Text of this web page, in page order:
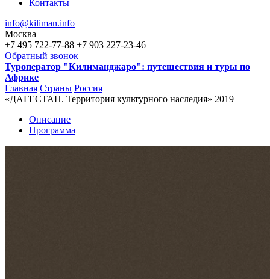
Контакты
info@kiliman.info
Москва
+7 495 722-77-88 +7 903 227-23-46
Обратный звонок
Туроператор "Килиманджаро": путешествия и туры по
Африке
Вы здесь
Главная Страны Россия
«ДАГЕСТАН. Территория культурного наследия» 2019
Описание
Программа